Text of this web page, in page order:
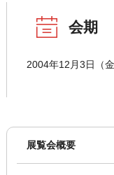
会期
2004年12月3日（
展覧会概要